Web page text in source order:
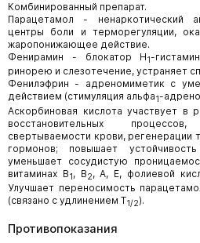
Комбинированный препарат.
Парацетамол - ненаркотический
центры боли и терморегуляции,
жаропонижающее действие.
Фенирамин - блокатор Н1-
ринорею и слезотечение, устраняет
Фенилэфрин - адреномиметик с
действием (стимуляция альфа1-
Аскорбиновая кислота участвует в
восстановительных
свертываемости крови, регенерации
гормонов; повышает
уменьшает сосудистую
витаминах B1, В2, А, Е, фолиевой
Улучшает переносимость
(связано с удлинением T1/2).
Противопоказания